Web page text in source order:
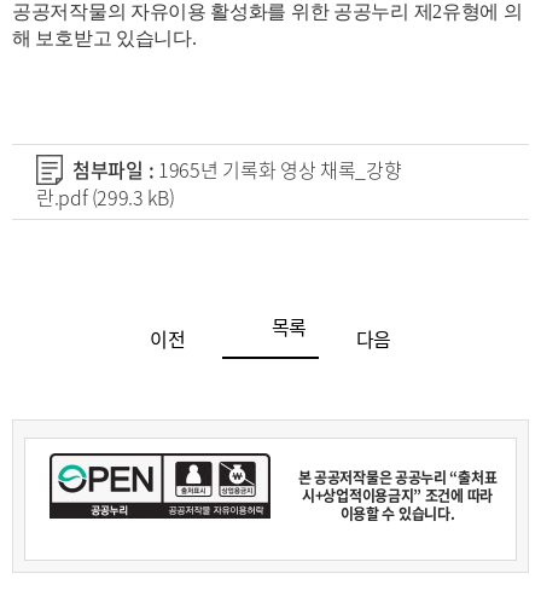
공공저작물의 자유이용 활성화를 위한 공공누리 제2유형에 의
해 보호받고 있습니다.
첨부파일 : 1965년 기록화 영상 채록_강향
란.pdf(299.3 kB)
이전 목록 다음
본 공공저작물은 공공누리 “출처표
시+상업적이용금지” 조건에 따라
이용할 수 있습니다.